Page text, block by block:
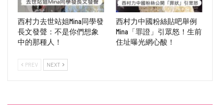
西村力去世站姐Mina同學發
長文發聲：不是你們想象
中的那種人！
西村力中國粉絲貼吧舉例
Mina「罪證」引眾怒！生前
住址曝光網心酸！
PREV NEXT